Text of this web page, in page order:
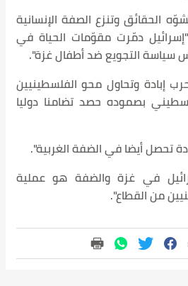
الحقائق وتنزع الصفة الإنسانية
دمّرت مقوّمات الحياة في
سياسة التجويع ضد أطفال غزة".
إبادة وتحاول محو الفلسطينيين
بصموده حصد تضامنا دوليا
تحصل أيضا في الضفة الغربية".
في غزة والضفة هو عملية
من القطاع".